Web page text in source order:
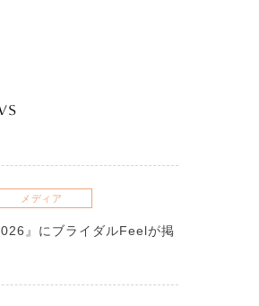
メディア
』にブライダルFeelが掲